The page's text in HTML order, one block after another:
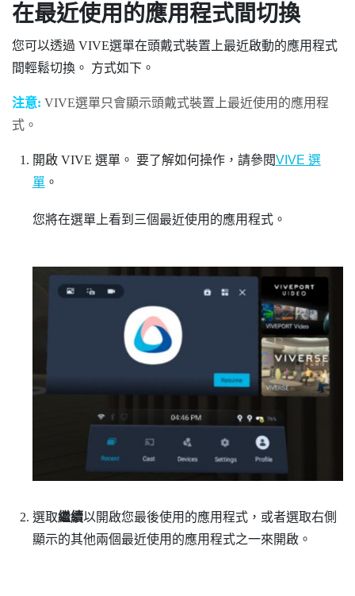
在最近使用的應用程式間切換
您可以透過 VIVE選單在頭戴式裝置上最近啟動的應用程式
間輕鬆切換。 方式如下。
注意: VIVE選單只會顯示頭戴式裝置上最近使用的應用程
式。
開啟 VIVE 選單。 要了解如何操作，請參閱VIVE 選
單。
您將在選單上看到三個最近使用的應用程式。
選取繼續以開啟您最後使用的應用程式，或者選取右側
顯示的其他兩個最近使用的應用程式之一來開啟。